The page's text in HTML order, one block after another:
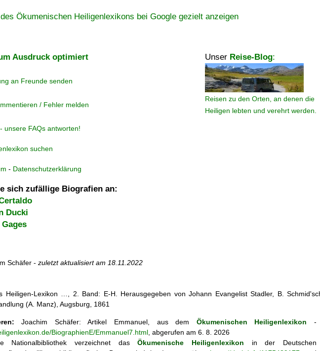
Ökumenischen Heiligenlexikons bei Google gezielt anzeigen
Ausdruck optimiert Unser Reise-Blog:
Reisen zu den Orten, an denen die
Heiligen lebten und verehrt werden.
an Freunde senden
/ Fehler melden
unsere FAQs antworten!
suchen
- Datenschutzerklärung
sich zufällige Biografien an:
Ducki
Schäfer - zuletzt aktualisiert am 18.11.2022
Heiligen-Lexikon …, 2. Band: E-H. Herausgegeben von Johann Evangelist Stadler, B.
(A. Manz), Augsburg, 1861
Joachim Schäfer: Artikel Emmanuel, aus dem Ökumenischen Heiligenlexikon -
BiographienE/Emmanuel7.html , abgerufen am 6. 8. 2026
Nationalbibliothek verzeichnet dasÖkumenische Heiligenlexikon in der Deutschen